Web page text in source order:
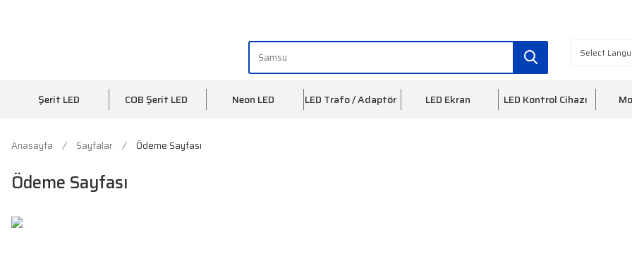
Şerit LED COB Şerit LED Neon LED LED Trafo / Adaptör LED Ekran LED Kontrol Cihazı
Anasayfa Sayfalar Ödeme Sayfası
Ödeme Sayfası